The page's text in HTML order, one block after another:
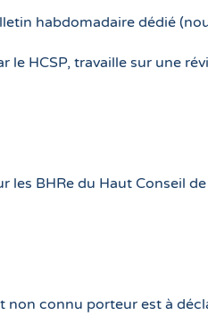
habdomadaire dédié
HCSP, travaille sur une
BHRe du Haut Conseil
non connu porteur est à